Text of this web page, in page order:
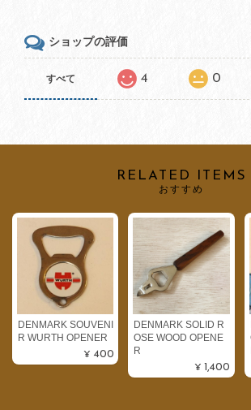
ショップの評価
すべて 4 0
RELATED ITEMS
おすすめ
DENMARK SOUVENI
R WURTH OPENER
¥400
DENMARK SOLID R
OSE WOOD OPENE
R
¥1,400